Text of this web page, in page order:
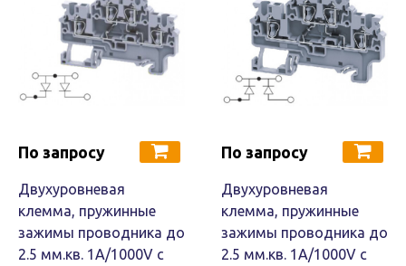
По запросу
Двухуровневая
клемма, пружинные
зажимы проводника до
2.5 мм.кв. 1A/1000V с
По запросу
Двухуровневая
клемма, пружинные
зажимы проводника до
2.5 мм.кв. 1A/1000V с